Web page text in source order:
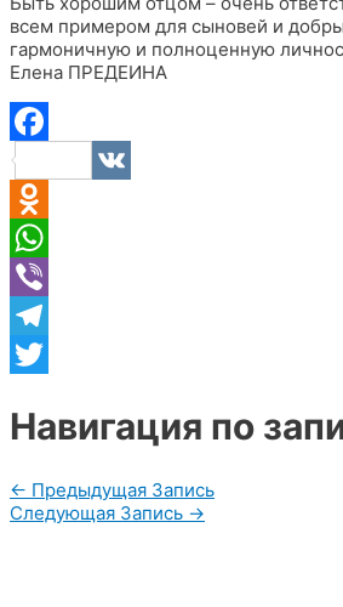
всем примером для сыновей и
гармоничную и полноценную
Елена ПРЕДЕИНА
Facebook
VK
Odnoklassniki
WhatsApp
Viber
Telegram
Навигация по
← Предыдущая Запись
Следующая Запись →